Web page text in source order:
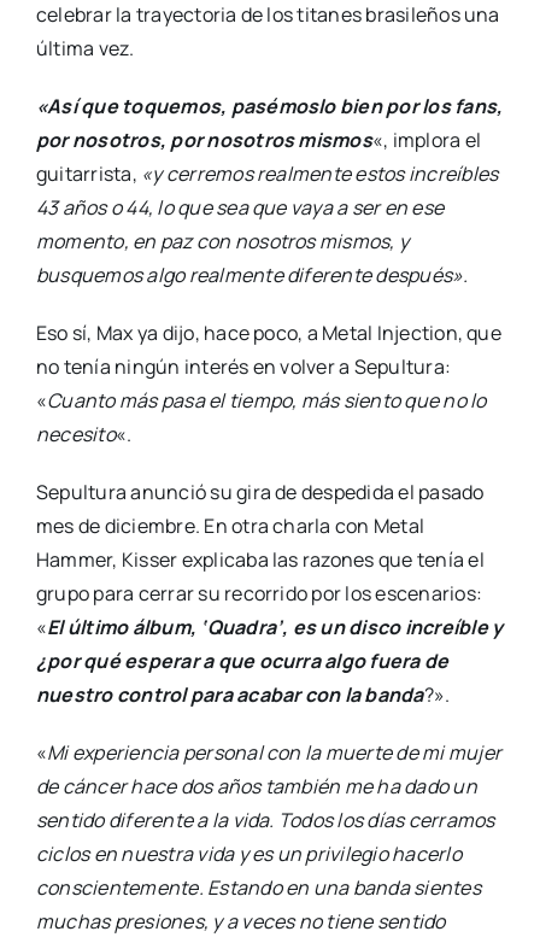
celebrar la trayectoria de los titanes brasileños una
última vez.
«Así que toquemos, pasémoslo bien por los fans,
por nosotros, por nosotros mismos«, implora el
guitarrista, «y cerremos realmente estos increíbles
43 años o 44, lo que sea que vaya a ser en ese
momento, en paz con nosotros mismos, y
busquemos algo realmente diferente después».
Eso sí, Max ya dijo, hace poco, a Metal Injection, que
no tenía ningún interés en volver a Sepultura:
«Cuanto más pasa el tiempo, más siento que no lo
necesito«.
Sepultura anunció su gira de despedida el pasado
mes de diciembre. En otra charla con Metal
Hammer, Kisser explicaba las razones que tenía el
grupo para cerrar su recorrido por los escenarios:
«El último álbum, ‘Quadra’, es un disco increíble y
¿por qué esperar a que ocurra algo fuera de
nuestro control para acabar con la banda?».
«Mi experiencia personal con la muerte de mi mujer
de cáncer hace dos años también me ha dado un
sentido diferente a la vida. Todos los días cerramos
ciclos en nuestra vida y es un privilegio hacerlo
conscientemente. Estando en una banda sientes
muchas presiones, y a veces no tiene sentido